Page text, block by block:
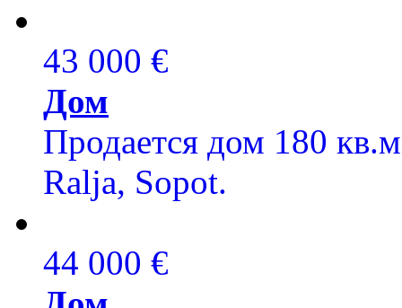
43 000 €
Дом
Продается дом 180
Ralja, Sopot.
44 000 €